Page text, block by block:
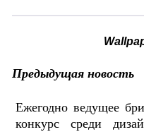
Предыдущая новость
Ежегодно ведущее
конкурс среди